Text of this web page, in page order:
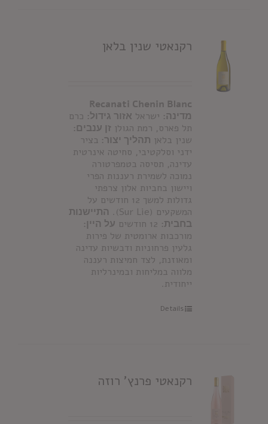
רקנאטי שנין בלאן
Recanati Chenin Blanc
מדינה: ישראל אזור גידול: כרם
תל פארס, רמת הגולן זן ענבים:
שנין בלאן תהליך יצור: בציר
ידני וסלקטיבי, סחיטה אינרטית
עדינה, תסיסה בטמפרטורה
נמוכה לשמירת רעננות הפרי
ויישון בחביות אלון צרפתי
גדולות למשך 12 חודשים על
המשקעים (Sur Lie).
התיישנות
בחבית:
על היין:
מורכבות ארומטית של פירות
גלעין פרחוניות ודבשיות עדינה
ומאוזנת, לצד חמיצות רעננה
מלווה במליחות ובמינרליות
ייחודית.
Details
רקנאטי פרנץ' רוזה